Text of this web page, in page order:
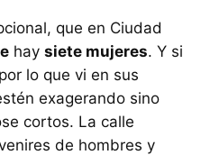
que en Ciudad
hay siete mujeres. Y si
lo que vi en sus
exagerando sino
cortos. La calle
de hombres y